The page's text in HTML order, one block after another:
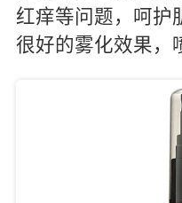
红痒等问题，呵护
很好的雾化效果，